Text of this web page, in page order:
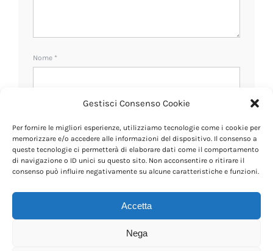
Gestisci Consenso Cookie
Per fornire le migliori esperienze, utilizziamo tecnologie come i cookie per
memorizzare e/o accedere alle informazioni del dispositivo. Il consenso a
queste tecnologie ci permetterà di elaborare dati come il comportamento
di navigazione o ID unici su questo sito. Non acconsentire o ritirare il
consenso può influire negativamente su alcune caratteristiche e funzioni.
Accetta
Nega
Nome *
Sito web
Ricevi un avviso se ci sono nuovi commenti.